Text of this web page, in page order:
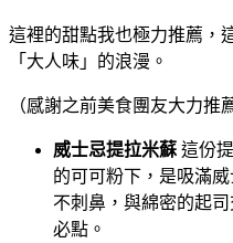
這裡的甜點我也極力推薦，
「大人味」的浪漫。
（感謝之前美食團友大力推
威士忌提拉米蘇 這份
的可可粉下，是吸滿
不刺鼻，與綿密的起
必點。